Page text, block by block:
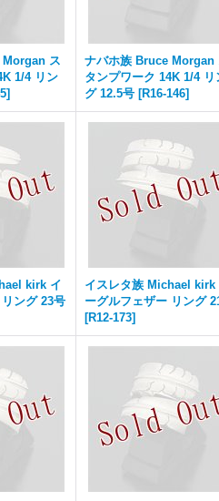
ス
1/4 リン
]
ナバホ族 Bruce Morgan
タンプワーク 14K 1/4 リ
グ 12.5号 [R16-146]
kirk イ
ング 23号
イスレタ族 Michael kirk
ーグルフェザー リング
[R12-173]